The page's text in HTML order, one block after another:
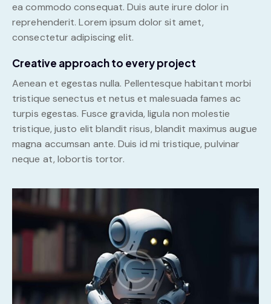
ea commodo consequat. Duis aute irure dolor in
reprehenderit. Lorem ipsum dolor sit amet,
consectetur adipiscing elit.
Creative approach to every project
Aenean et egestas nulla. Pellentesque habitant morbi
tristique senectus et netus et malesuada fames ac
turpis egestas. Fusce gravida, ligula non molestie
tristique, justo elit blandit risus, blandit maximus augue
magna accumsan ante. Duis id mi tristique, pulvinar
neque at, lobortis tortor.